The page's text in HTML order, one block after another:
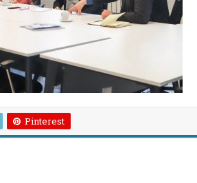
Pinterest